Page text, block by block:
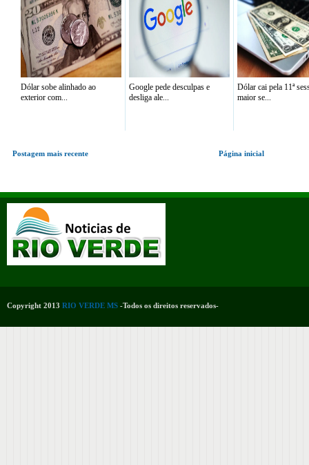
Dólar sobe alinhado ao
exterior com...
Google pede desculpas e
desliga ale...
Dólar cai pela 11ª
maior se...
Postagem mais recente Página inicial
Copyright 2013 RIO VERDE MS -Todos os direitos reservados-